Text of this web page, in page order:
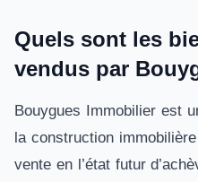
Quels sont les
vendus par
Bouygues Immobilier est
la construction
vente en l’état futur